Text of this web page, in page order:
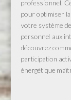
professionnel.
pour optimiser
votre système
personnel aux
découvrez
participation
énergétique